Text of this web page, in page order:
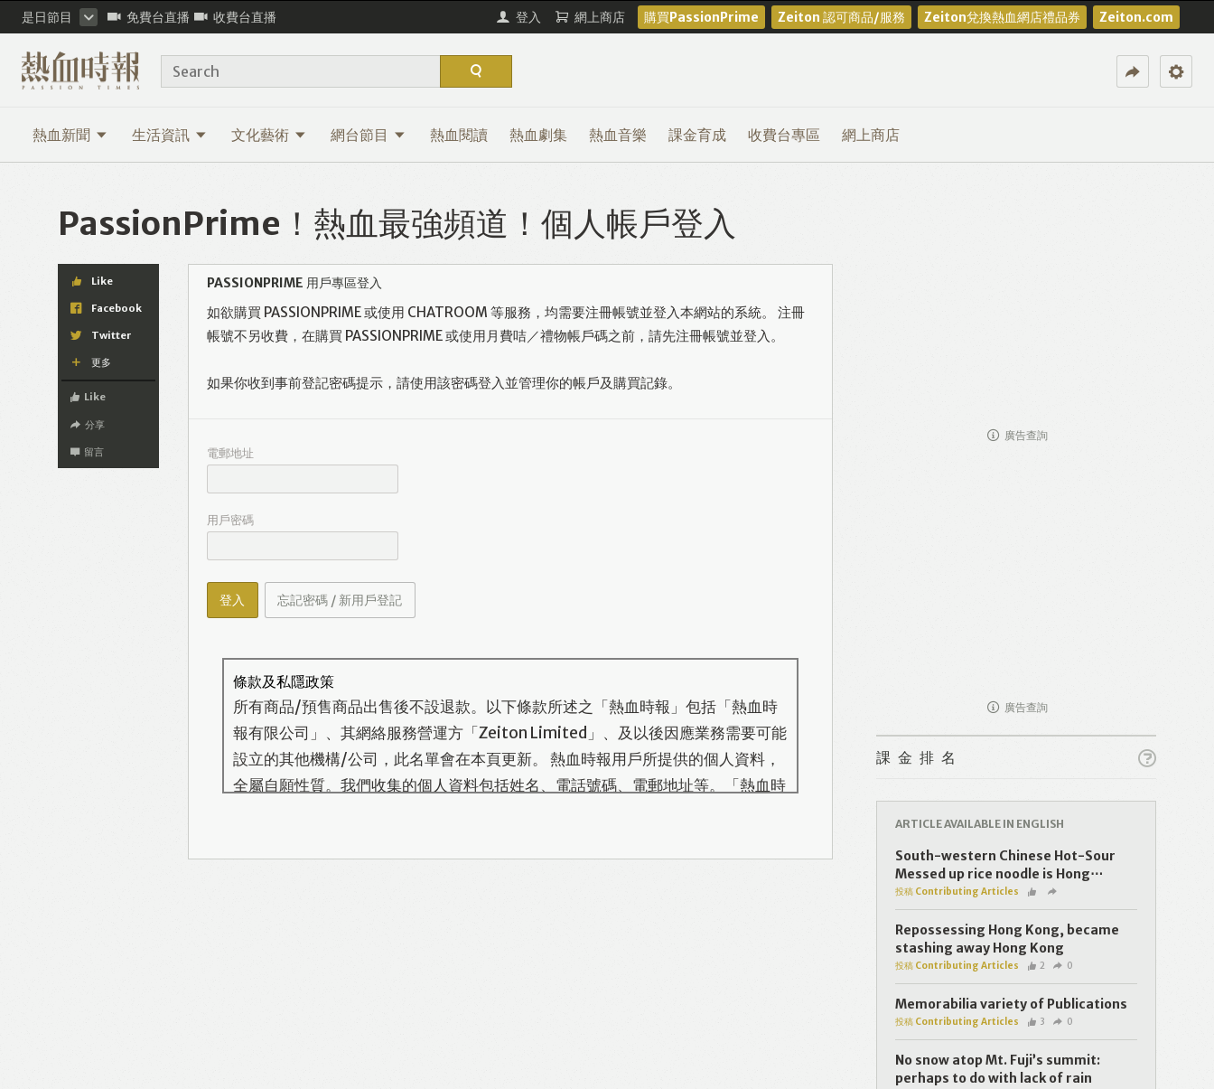
是日節目 免費台直播 收費台直播 登入 網上商店 購買PassionPrime Zeiton 認可商品/服務 Zeiton兌換熱血網店禮品券 Zeiton.com
熱血新聞 生活資訊 文化藝術 網台節目 熱血閱讀 熱血劇集 熱血音樂 課金育成 收費台專區 網上商店
Search
PassionPrime！熱血最強頻道！個人帳戶登入
Like
Facebook
Twitter
更多
Like
分享
留言
PASSIONPRIME 用戶專區登入
如欲購買 PASSIONPRIME 或使用 CHATROOM 等服務，均需要注冊帳號並登入本網站的系統。 注冊
帳號不另收費，在購買 PASSIONPRIME 或使用月費咭／禮物帳戶碼之前，請先注冊帳號並登入。
如果你收到事前登記密碼提示，請使用該密碼登入並管理你的帳戶及購買記錄。
電郵地址
用戶密碼
登入 忘記密碼 / 新用戶登記
條款及私隱政策
所有商品/預售商品出售後不設退款。以下條款所述之「熱血時報」包括「熱血時
報有限公司」、其網絡服務營運方「Zeiton Limited」、及以後因應業務需要可能
設立的其他機構/公司，此名單會在本頁更新。 熱血時報用戶所提供的個人資料，
全屬自願性質。我們收集的個人資料包括姓名、電話號碼、電郵地址等。「熱血時
內容之增減，恕不另行通知。 熱血時報可以將你的個人資料與從商業夥伴或其他
廣告查詢
廣告查詢
課金排名
ARTICLE AVAILABLE IN ENGLISH
South-western Chinese Hot-Sour
Messed up rice noodle is Hong⋯
投稿 Contributing Articles
Repossessing Hong Kong, became
stashing away Hong Kong
投稿 Contributing Articles 2 0
Memorabilia variety of Publications
投稿 Contributing Articles 3 0
No snow atop Mt. Fuji’s summit:
perhaps to do with lack of rain